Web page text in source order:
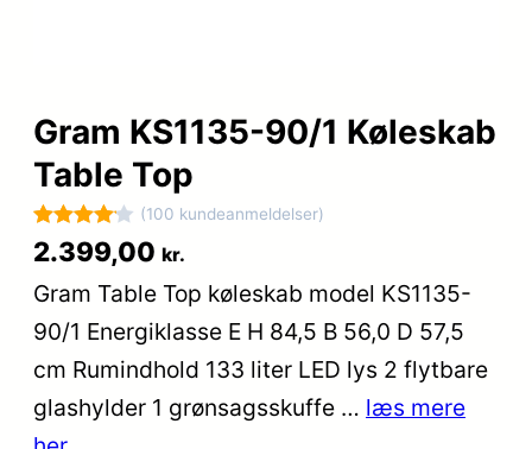
Gram KS1135-90/1 Køleskab
Table Top
Bedømt
ud af 5
baseret
100
ømmelse
(100 kundeanmeldelser)
2.399,00 kr.
Gram Table Top køleskab model KS1135-
90/1 Energiklasse E H 84,5 B 56,0 D 57,5
cm Rumindhold 133 liter LED lys 2 flytbare
glashylder 1 grønsagsskuffe … læs mere